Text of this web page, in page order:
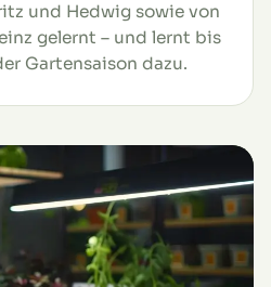
und Hedwig sowie von
gelernt – und lernt bis
Gartensaison dazu.